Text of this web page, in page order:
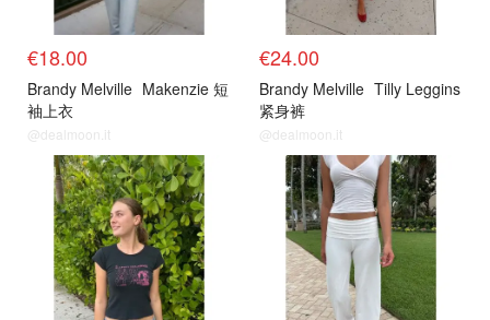
€18.00
Brandy Melville Makenzie 短
袖上衣
@dealmoon.it
€24.00
Brandy Melville Tilly Leggins
紧身裤
@dealmoon.it